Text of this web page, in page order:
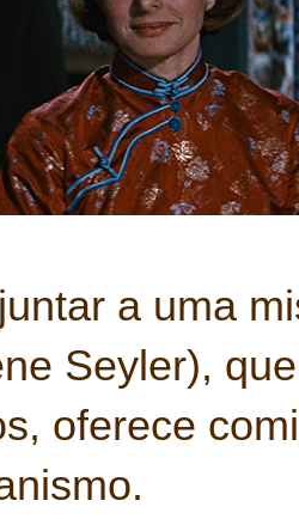
a uma
Seyler),
oferece